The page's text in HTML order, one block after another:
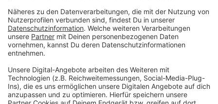
Am 30. Dezember 2024 könnt ihr ein letztes Mal in
dieser Saison den Christkindchenmarkt besuchen. Die
Glühweinhütten sind bis 22 Uhr geöffnet, während der
Rest des Marktes um 20 Uhr schließt.
Auch Opladen ist mit Weihnachtsmarkt